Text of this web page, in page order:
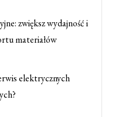
zwiększ wydajność i
materiałów
elektrycznych